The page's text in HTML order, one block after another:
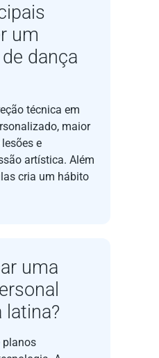
um
dança
técnica em
maior
e
artística. Além
cria um hábito
uma
latina?
planos